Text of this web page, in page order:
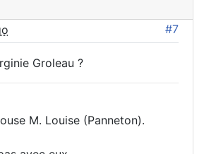
#7
Groleau ?
M. Louise (Panneton).